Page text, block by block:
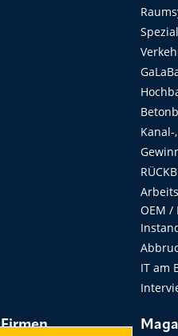
OEM /
IT am
Firmen